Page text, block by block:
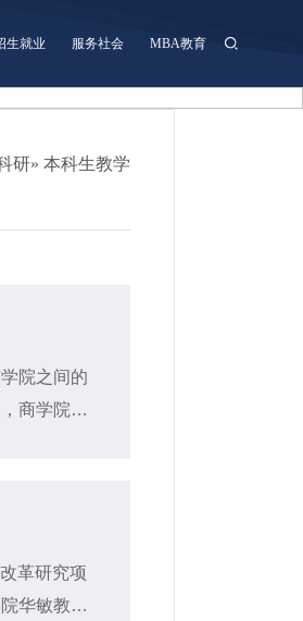
生就业 服务社会 MBA教育
研» 本科生教学
院之间的
商学院
革研究项
华敏教